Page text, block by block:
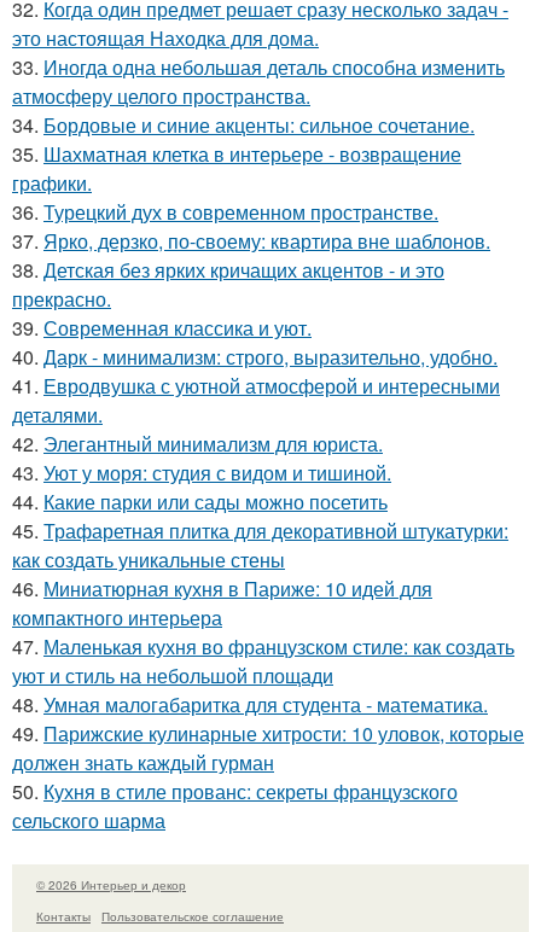
32. Когда один предмет решает сразу несколько задач -
это настоящая Находка для дома.
33. Иногда одна небольшая деталь способна изменить
атмосферу целого пространства.
34. Бордовые и синие акценты: сильное сочетание.
35. Шахматная клетка в интерьере - возвращение
графики.
36. Турецкий дух в современном пространстве.
37. Ярко, дерзко, по-своему: квартира вне шаблонов.
38. Детская без ярких кричащих акцентов - и это
прекрасно.
39. Современная классика и уют.
40. Дарк - минимализм: строго, выразительно, удобно.
41. Евродвушка с уютной атмосферой и интересными
деталями.
42. Элегантный минимализм для юриста.
43. Уют у моря: студия с видом и тишиной.
44. Какие парки или сады можно посетить
45. Трафаретная плитка для декоративной штукатурки:
как создать уникальные стены
46. Миниатюрная кухня в Париже: 10 идей для
компактного интерьера
47. Маленькая кухня во французском стиле: как создать
уют и стиль на небольшой площади
48. Умная малогабаритка для студента - математика.
49. Парижские кулинарные хитрости: 10 уловок, которые
должен знать каждый гурман
50. Кухня в стиле прованс: секреты французского
сельского шарма
© 2026 Интерьер и декор
Контакты
Пользовательское соглашение